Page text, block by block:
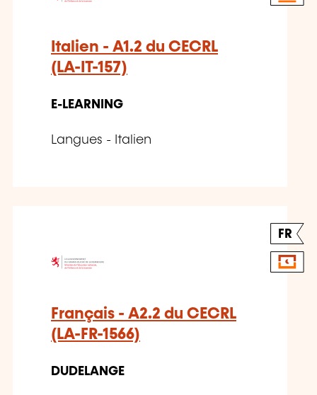
Italien - A1.2 du CECRL
(LA-IT-157)
E-LEARNING
Langues - Italien
FR
Français - A2.2 du CECRL
(LA-FR-1566)
DUDELANGE